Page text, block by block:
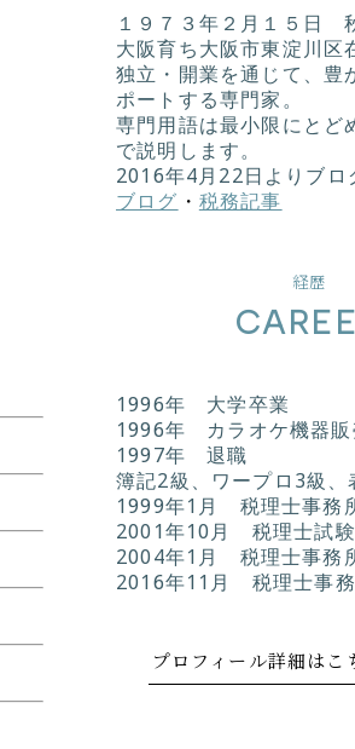
１９７３年２月１５日
大阪育ち大阪市東淀川区
独立・開業を通じて、豊
ポートする専門家。
専門用語は最小限にとど
で説明します。
2016年4月22日よりブロ
ブログ ・ 税務記事
経歴
1996年 大学卒業
1996年 カラオケ機器販
1997年 退職
簿記2級、ワープロ3級、
1999年1月 税理士事務
2001年10月 税理士試
2004年1月 税理士事務
2016年11月 税理士事
プロフィール詳細はこ